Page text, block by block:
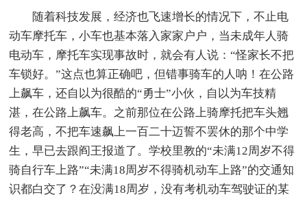
随着科技发展，经济也飞速增长的情况下，不止电
动车摩托车，小车也基本落入家家户户，当未成年人骑
电动车，摩托车实现事故时，就会有人说：“怪家长不把
车锁好。”这点也算正确吧，但错事骑车的人呐！在公路
上飙车，还自以为很酷的“勇士”小伙，自以为车技精
湛，在公路上飙车。之前那位在公路上骑摩托把车头翘
得老高，不把车速飙上一百二十迈誓不罢休的那个中学
生，早已去跟阎王报道了。学校里教的“未满12周岁不得
骑自行车上路”“未满18周岁不得骑机动车上路”的交通知
识都白交了？在没满18周岁，没有考机动车驾驶证的某